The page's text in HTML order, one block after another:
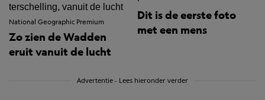
National Geographic Premium
Zo zien de Wadden
eruit vanuit de lucht
Dit is de eerste foto
met een mens
Advertentie - Lees hieronder verder